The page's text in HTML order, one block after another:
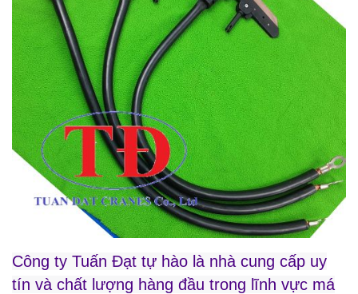
Công ty Tuấn Đạt tự hào là nhà cung cấp uy
tín và chất lượng hàng đầu trong lĩnh vực má